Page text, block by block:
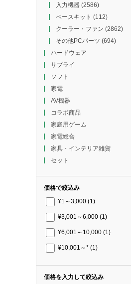
入力機器(2586)
ベースキット (112)
クーラー・ファン (2862)
その他PCパーツ (694)
ハードウェア
サプライ
ソフト
家電
AV機器
コラボ商品
家庭用ゲーム
家電総合
家具・インテリア雑貨
セット
価格で絞込み
¥1～3,000 (1)
¥3,001～6,000 (1)
¥6,001～10,000 (1)
¥10,001～* (1)
価格を入力して絞込み